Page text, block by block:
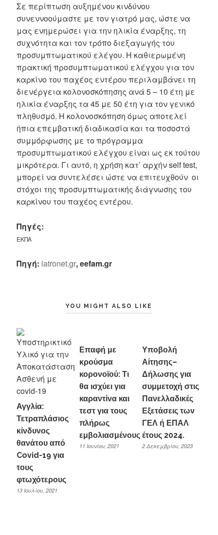
Σε περίπτωση αυξημένου κινδύνου
συνεννοούμαστε με τον γιατρό μας, ώστε να
μας ενημερώσει για την ηλικία έναρξης, τη
συχνότητα και τον τρόπο διεξαγωγής του
προσυμπτωματικού ελέγου. Η καθιερωμένη
πρακτική προσυμπτωματικού ελέγχου για τον
καρκίνο του παχέος εντέρου περιλαμβάνει τη
διενέργεια κολονοσκόπησης ανά 5 – 10 έτη με
ηλικία έναρξης τα 45 με 50 έτη για τον γενικό
πληθυσμό. Η κολονοσκόπηση όμως αποτελεί
ήπια επεμβατική διαδικασία και τα ποσοστά
συμμόρφωσης με το πρόγραμμα
προσυμπτωματικού ελέγχου είναι ως εκ τούτου
μικρότερα. Γι αυτό, η χρήση κατ’ αρχήν self test,
μπορεί να συντελέσει ώστε να επιτευχθούν οι
στόχοι της προσυμπτωματικής διάγνωσης του
καρκίνου του παχέος εντέρου.
Πηγές:
ΕΚΠΑ
Πηγή: iatronet.gr, eefam.gr
YOU MIGHT ALSO LIKE
Αγγλία:
Τετραπλάσιος
κίνδυνος
θανάτου από
Covid-19 για
τους
φτωχότερους
13 Ιουλίου, 2021
Επαφή με
κρούσμα
κορονοϊού: Τι
θα ισχύει για
καραντίνα και
τεστ για τους
πλήρως
εμβολιασμένους
11 Ιουνίου, 2021
Υποβολή
Αίτησης–
Δήλωσης για
συμμετοχή στις
Πανελλαδικές
Εξετάσεις των
ΓΕΛ ή ΕΠΑΛ
έτους 2024.
2 Δεκεμβρίου, 2023